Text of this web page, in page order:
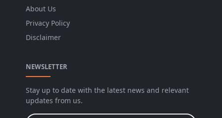
About Us
Privacy Policy
Disclaimer
NEWSLETTER
Stay up to date with the latest news and relevant
updates from us.